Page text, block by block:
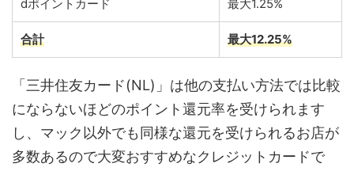
dポイントカード 最大1.25%
合計 最大12.25%
「三井住友カード(NL)」は他の支払い方法では比較
にならないほどのポイント還元率を受けられます
し、マック以外でも同様な還元を受けられるお店が
多数あるので大変おすすめなクレジットカードで